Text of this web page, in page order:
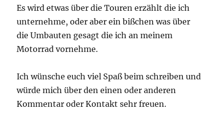
Es wird etwas über die Touren erzählt die ich
unternehme, oder aber ein bißchen was über
die Umbauten gesagt die ich an meinem
Motorrad vornehme.
Ich wünsche euch viel Spaß beim schreiben und
würde mich über den einen oder anderen
Kommentar oder Kontakt sehr freuen.